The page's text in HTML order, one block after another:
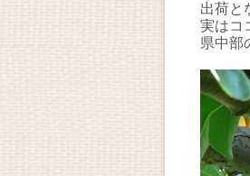
出荷と
実はコ
県中部